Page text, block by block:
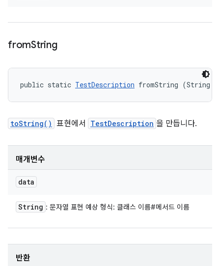
fromString
public static TestDescription fromString (String
toString() 표현에서 TestDescription 을 만듭니다.
매개변수
data
String : 문자열 표현 예상 형식: 클래스 이름#메서드 이름
반환